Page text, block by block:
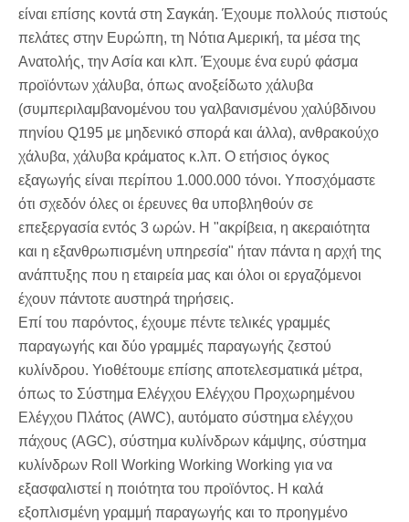
είναι επίσης κοντά στη Σαγκάη. Έχουμε πολλούς πιστούς
πελάτες στην Ευρώπη, τη Νότια Αμερική, τα μέσα της
Ανατολής, την Ασία και κλπ. Έχουμε ένα ευρύ φάσμα
προϊόντων χάλυβα, όπως ανοξείδωτο χάλυβα
(συμπεριλαμβανομένου του γαλβανισμένου χαλύβδινου
πηνίου Q195 με μηδενικό σπορά και άλλα), ανθρακούχο
χάλυβα, χάλυβα κράματος κ.λπ. Ο ετήσιος όγκος
εξαγωγής είναι περίπου 1.000.000 τόνοι. Υποσχόμαστε
ότι σχεδόν όλες οι έρευνες θα υποβληθούν σε
επεξεργασία εντός 3 ωρών. Η "ακρίβεια, η ακεραιότητα
και η εξανθρωπισμένη υπηρεσία" ήταν πάντα η αρχή της
ανάπτυξης που η εταιρεία μας και όλοι οι εργαζόμενοι
έχουν πάντοτε αυστηρά τηρήσεις.
Επί του παρόντος, έχουμε πέντε τελικές γραμμές
παραγωγής και δύο γραμμές παραγωγής ζεστού
κυλίνδρου. Υιοθέτουμε επίσης αποτελεσματικά μέτρα,
όπως το Σύστημα Ελέγχου Ελέγχου Προχωρημένου
Ελέγχου Πλάτος (AWC), αυτόματο σύστημα ελέγχου
πάχους (AGC), σύστημα κυλίνδρων κάμψης, σύστημα
κυλίνδρων Roll Working Working Working για να
εξασφαλιστεί η ποιότητα του προϊόντος. Η καλά
εξοπλισμένη γραμμή παραγωγής και το προηγμένο